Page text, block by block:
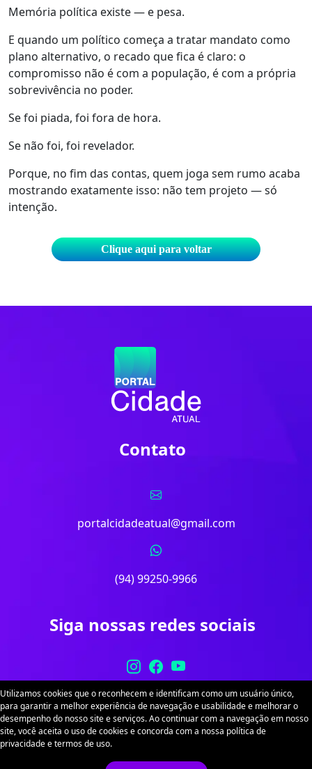
Memória política existe — e pesa.
E quando um político começa a tratar mandato como
plano alternativo, o recado que fica é claro: o
compromisso não é com a população, é com a própria
sobrevivência no poder.
Se foi piada, foi fora de hora.
Se não foi, foi revelador.
Porque, no fim das contas, quem joga sem rumo acaba
mostrando exatamente isso: não tem projeto — só
intenção.
Clique aqui para voltar
Contato
portalcidadeatual@gmail.com
(94) 99250-9966
Siga nossas redes sociais
Portal Cidade Atual. Desenvolvido por
os direitos reservados.Política de Privacidade
Utilizamos cookies que o reconhecem e identificam como um usuário único,
para garantir a melhor experiência de navegação e usabilidade e melhorar o
desempenho do nosso site e serviços. Ao continuar com a navegação em nosso
site, você aceita o uso de cookies e concorda com a nossa política de
privacidade e termos de uso.